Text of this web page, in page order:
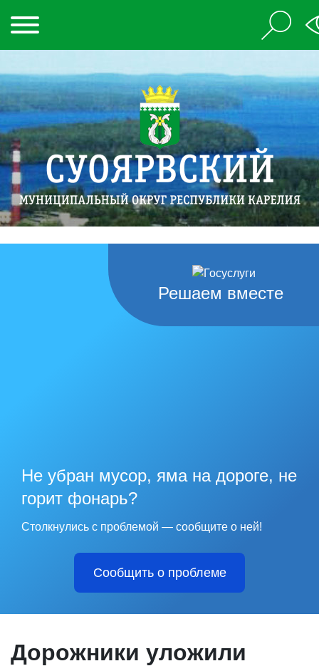
Решаем вместе
Не убран мусор, яма на дороге, не
горит фонарь?
Столкнулись с проблемой — сообщите о ней!
Сообщить о проблеме
Дорожники уложили